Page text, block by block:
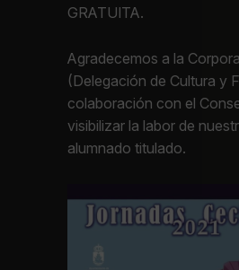
GRATUITA.
Agradecemos a la
(Delegación de Cultura y
colaboración con el
visibilizar la labor de
alumnado titulado.